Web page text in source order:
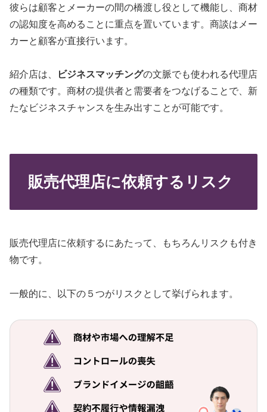
彼らは顧客とメーカーの間の橋渡し役として機能し、商材
の認知度を高めることに重点を置いています。商談はメー
カーと顧客が直接行います。
紹介店は、 ビジネスマッチングの文脈でも使われる代理店
の種類です。商材の提供者と需要者をつなげることで、新
たなビジネスチャンスを生み出すことが可能です。
販売代理店に依頼するリスク
販売代理店に依頼するにあたって、もちろんリスクも付き
物です。
一般的に、以下の５つがリスクとして挙げられます。